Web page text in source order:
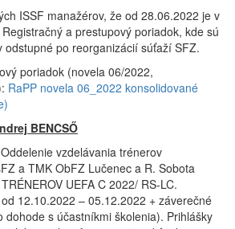
ISSF manažérov, že od 28.06.2022 je v
a prestupový poriadok, kde sú
odstupné po reorganizácií súťaží SFZ.
poriadok (novela 06/2022,
RaPP novela 06_2022 konsolidované
BENCSŐ
vzdelávania trénerov
a TMK ObFZ Lučenec a R. Sobota
UEFA C 2022/ RS-LC.
12.10.2022 – 05.12.2022 + záverečné
dohode s účastníkmi školenia). Prihlášky